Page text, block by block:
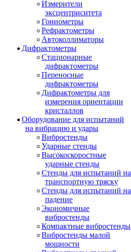
Измерители
эксцентриситета
Гониометры
Рефрактометры
Автоколлиматоры
Дифрактометры
Стационарные
дифрактометры
Переносные
дифрактометры
Дифрактометры для
измерения ориентации
кристаллов
Оборудование для испытаний
на вибрацию и удары
Вибростенды
Ударные стенды
Высокоскоростные
ударные стенды
Стенды для испытаний на
транспортную тряску
Стенды для испытаний на
падение
Экономичные
вибростенды
Компактные вибростенды
Вибростенды малой
мощности